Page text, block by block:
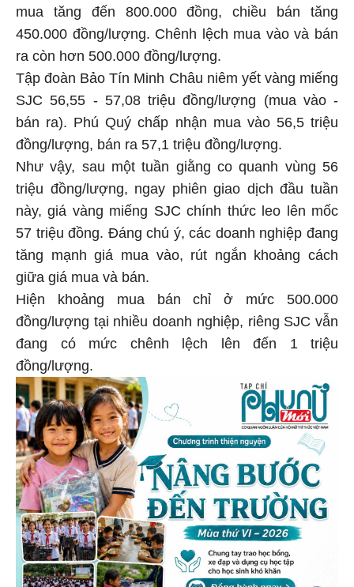
mua tăng đến 800.000 đồng, chiều bán tăng
450.000 đồng/lượng. Chênh lệch mua vào và bán
ra còn hơn 500.000 đồng/lượng.
Tập đoàn Bảo Tín Minh Châu niêm yết vàng miếng
SJC 56,55 - 57,08 triệu đồng/lượng (mua vào -
bán ra). Phú Quý chấp nhận mua vào 56,5 triệu
đồng/lượng, bán ra 57,1 triệu đồng/lượng.
Như vậy, sau một tuần giằng co quanh vùng 56
triệu đồng/lượng, ngay phiên giao dịch đầu tuần
này, giá vàng miếng SJC chính thức leo lên mốc
57 triệu đồng. Đáng chú ý, các doanh nghiệp đang
tăng mạnh giá mua vào, rút ngắn khoảng cách
giữa giá mua và bán.
Hiện khoảng mua bán chỉ ở mức 500.000
đồng/lượng tại nhiều doanh nghiệp, riêng SJC vẫn
đang có mức chênh lệch lên đến 1 triệu
đồng/lượng.